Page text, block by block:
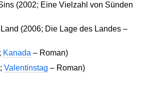
(2002; Eine Vielzahl von Sünden
(2006; Die Lage des Landes –
Kanada – Roman)
Valentinstag – Roman)